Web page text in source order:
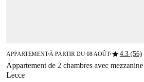
APPARTEMENT■À PARTIR DU 08 AOÛT■star4.3 (56)
Appartement de 2 chambres avec
Lecce